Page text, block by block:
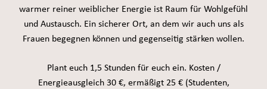
warmer reiner weiblicher Energie ist Raum für Wohlgefühl
und Austausch. Ein sicherer Ort, an dem wir auch uns als
Frauen begegnen können und gegenseitig stärken wollen.
Plant euch 1,5 Stunden für euch ein. Kosten /
Energieausgleich 30 €, ermäßigt 25 € (Studenten,